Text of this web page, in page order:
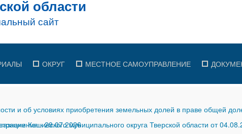
ОКРУГ МЕСТНОЕ САМОУПРАВЛЕНИЕ
и об условиях приобретения земельных долей в праве общей
-29.07.2026
Кашинского муниципального округа Тверской области от